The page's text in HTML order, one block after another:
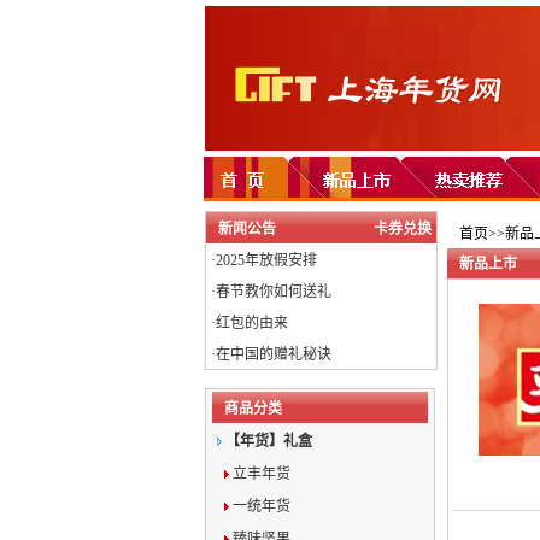
新闻公告
卡券兑换
·2025年放假安排
·春节教你如何送礼
·红包的由来
·在中国的赠礼秘诀
商品分类
【年货】礼盒
立丰年货
一统年货
首页>>新品
新品上市